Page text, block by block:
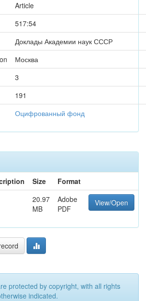
Article
517:54
Доклады Академии наук СССР
Москва
3
191
Оцифрованный фонд
Size
Format
20.97
MB
Adobe
PDF
View/Open
protected by copyright, with all rights
indicated.